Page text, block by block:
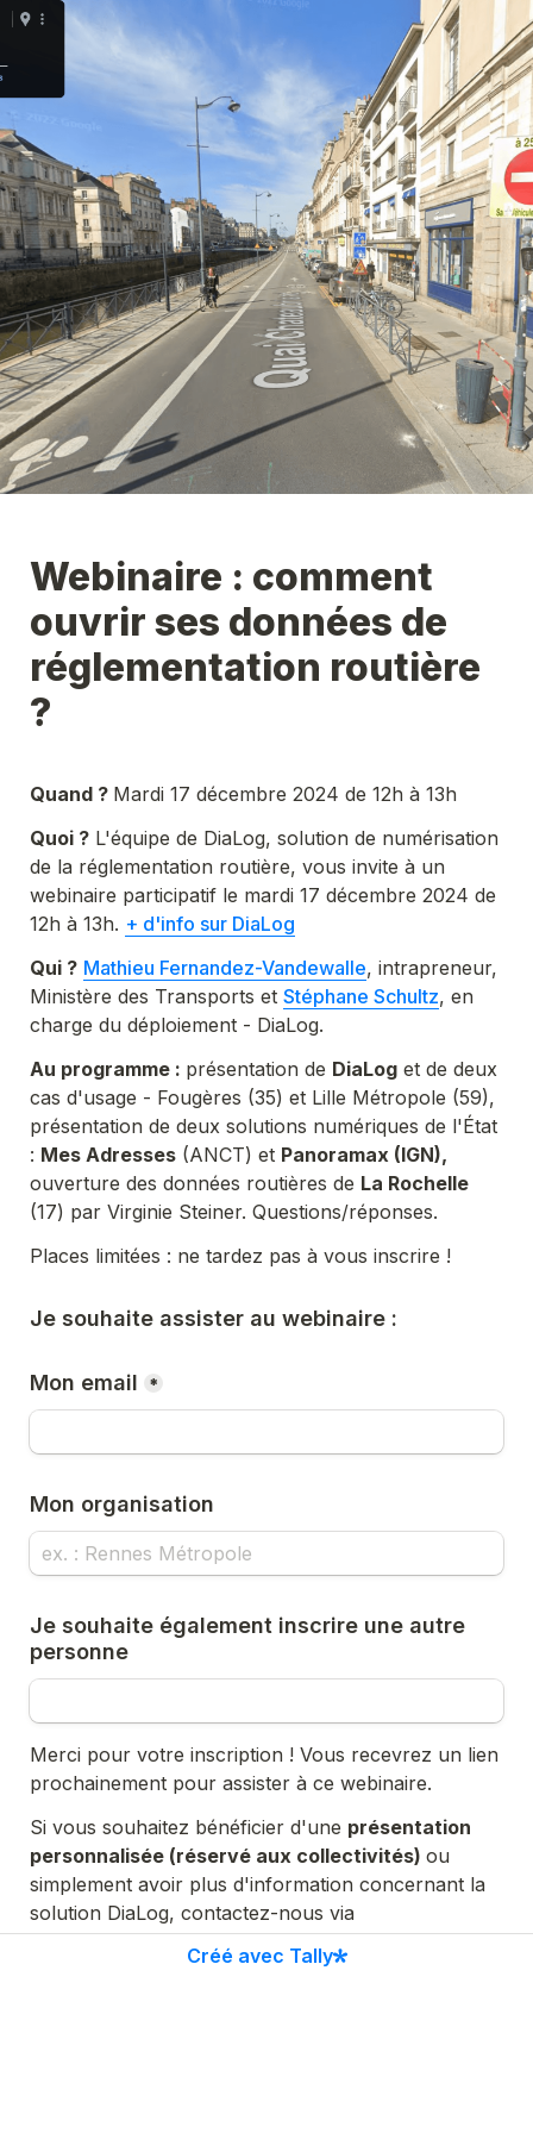
Webinaire : comment
ouvrir ses données de
réglementation routière
?
Quand ? Mardi 17 décembre 2024 de 12h à 13h
Quoi ? L'équipe de DiaLog, solution de numérisation
de la réglementation routière, vous invite à un
webinaire participatif le mardi 17 décembre 2024 de
12h à 13h. + d'info sur DiaLog
Qui ? Mathieu Fernandez-Vandewalle, intrapreneur,
Ministère des Transports et Stéphane Schultz, en
charge du déploiement - DiaLog.
Au programme : présentation de DiaLog et de deux
cas d'usage - Fougères (35) et Lille Métropole (59),
présentation de deux solutions numériques de l'État
: Mes Adresses (ANCT) et
ouverture des données routières de La Rochelle
(17) par Virginie Steiner. Questions/réponses.
Places limitées : ne tardez pas à vous inscrire !
Je souhaite assister au webinaire :
Mon email *
Mon organisation
Je souhaite également inscrire une autre
personne
Merci pour votre inscription ! Vous recevrez un lien
prochainement pour assister à ce webinaire.
Si vous souhaitez bénéficier d'une présentation
personnalisée (réservé aux collectivités) ou
simplement avoir plus d'information concernant la
dialog@beta.gouv.fr
Créé avec Tally